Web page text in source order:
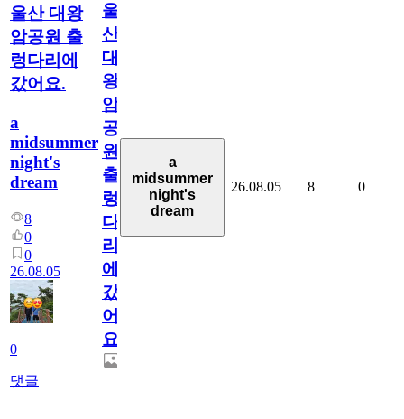
울산 대왕
암공원 출
렁다리에
갔어요.
a
midsummer
night's
dream
8
0
0
26.08.05
0
댓글
울
산
대
왕
암
공
원
출
렁
다
리
에
갔
어
요.
a
midsummer
night's
dream
26.08.05 8 0